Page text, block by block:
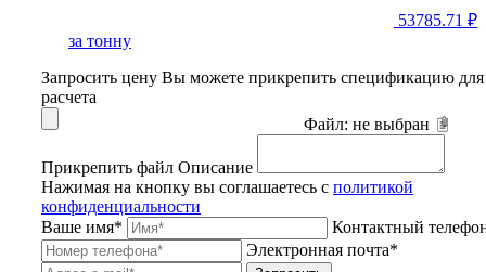
53785.71 ₽
за тонну
Запросить цену Вы можете прикрепить спецификацию для
расчета
Файл: не выбран
Прикрепить файл Описание
Нажимая на кнопку вы соглашаетесь с политикой
конфиденциальности
Ваше имя*
Контактный
Электронная почта*